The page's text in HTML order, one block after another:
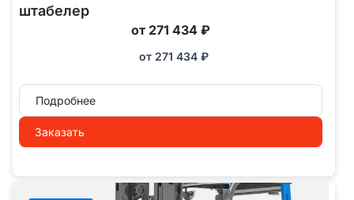
штабелер
от 271 434 ₽
от 271 434 ₽
Подробнее
Заказать